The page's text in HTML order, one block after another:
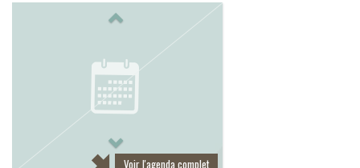
Voir l'agenda complet